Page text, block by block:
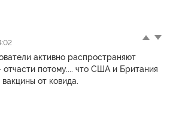
активно распространяют
потому.... что США и Британия
от ковида.